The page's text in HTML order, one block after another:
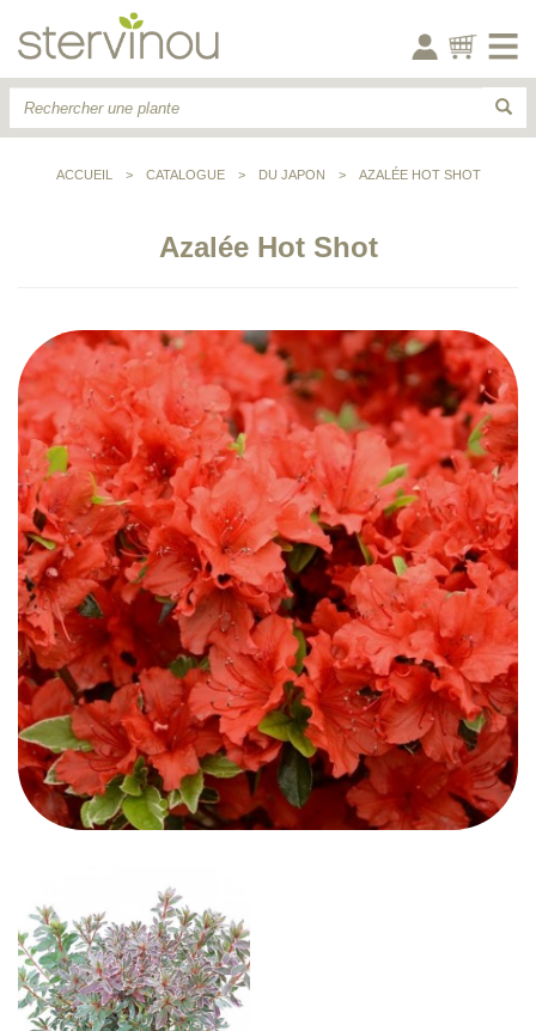
ACCUEIL > CATALOGUE > DU JAPON > AZALÉE HOT SHOT
Azalée Hot Shot